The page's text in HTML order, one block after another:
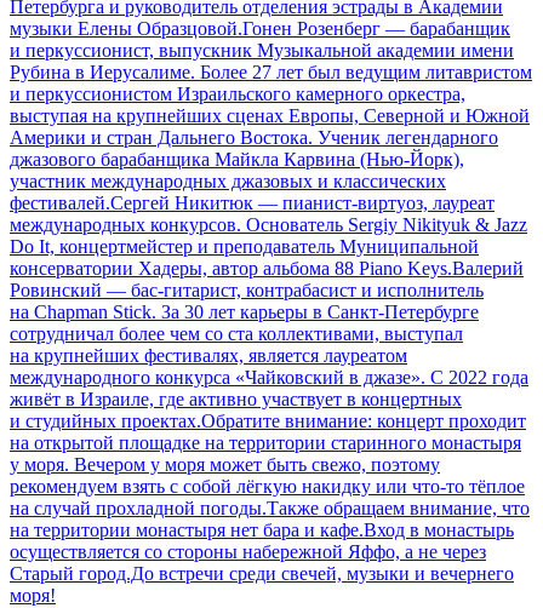
Петербурга и руководитель отделения эстрады в Академии
музыки Елены Образцовой.Гонен Розенберг — барабанщик
и перкуссионист, выпускник Музыкальной академии имени
Рубина в Иерусалиме. Более 27 лет был ведущим литавристом
и перкуссионистом Израильского камерного оркестра,
выступая на крупнейших сценах Европы, Северной и Южной
Америки и стран Дальнего Востока. Ученик легендарного
джазового барабанщика Майкла Карвина (Нью-Йорк),
участник международных джазовых и классических
фестивалей.Сергей Никитюк — пианист-виртуоз, лауреат
международных конкурсов. Основатель Sergiy Nikityuk & Jazz
Do It, концертмейстер и преподаватель Муниципальной
консерватории Хадеры, автор альбома 88 Piano Keys.Валерий
Ровинский — бас-гитарист, контрабасист и исполнитель
на Chapman Stick. За 30 лет карьеры в Санкт-Петербурге
сотрудничал более чем со ста коллективами, выступал
на крупнейших фестивалях, является лауреатом
международного конкурса «Чайковский в джазе». С 2022 года
живёт в Израиле, где активно участвует в концертных
и студийных проектах.Обратите внимание: концерт проходит
на открытой площадке на территории старинного монастыря
у моря. Вечером у моря может быть свежо, поэтому
рекомендуем взять с собой лёгкую накидку или что-то тёплое
на случай прохладной погоды.Также обращаем внимание, что
на территории монастыря нет бара и кафе.Вход в монастырь
осуществляется со стороны набережной Яффо, а не через
Старый город.До встречи среди свечей, музыки и вечернего
моря!